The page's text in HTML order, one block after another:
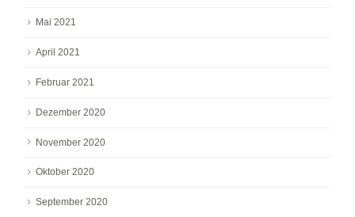
Mai 2021
April 2021
Februar 2021
Dezember 2020
November 2020
Oktober 2020
September 2020